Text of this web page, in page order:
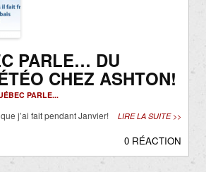
PARLE… DU
CHEZ ASHTON!
PARLE...
j’ai fait pendant Janvier! LIRE LA SUITE >>
0 RÉACTION